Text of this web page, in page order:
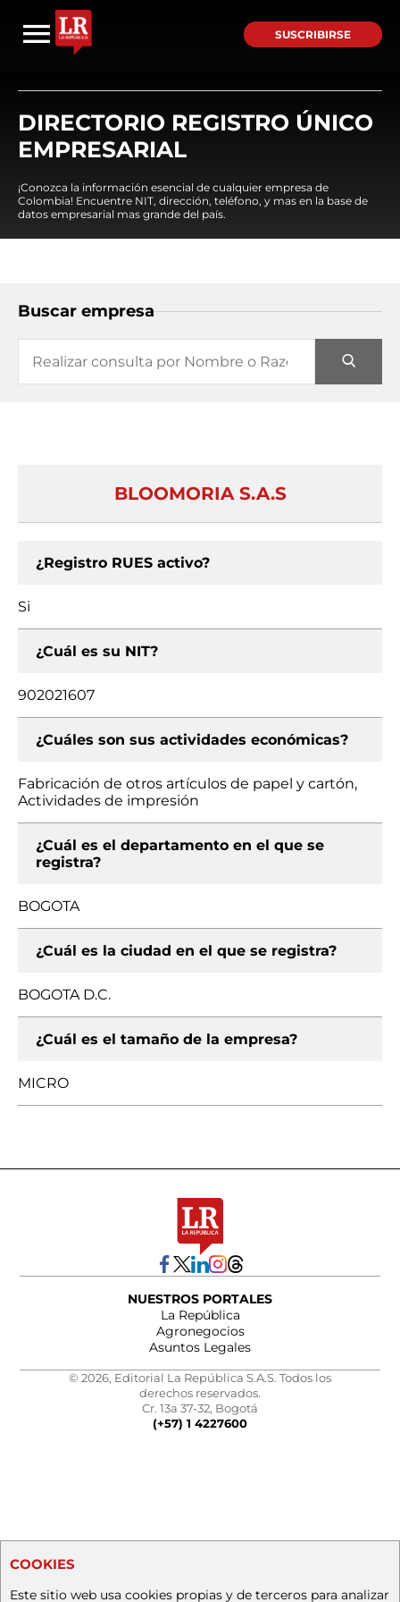
SUSCRIBIRSE
DIRECTORIO REGISTRO ÚNICO
EMPRESARIAL
¡Conozca la información esencial de cualquier empresa de
Colombia! Encuentre NIT, dirección, teléfono, y mas en la base de
datos empresarial mas grande del país.
Buscar empresa
BLOOMORIA S.A.S
¿Registro RUES activo?
Si
¿Cuál es su NIT?
902021607
¿Cuáles son sus actividades económicas?
Fabricación de otros artículos de papel y cartón,
Actividades de impresión
¿Cuál es el departamento en el que se
registra?
BOGOTA
¿Cuál es la ciudad en el que se registra?
BOGOTA D.C.
¿Cuál es el tamaño de la empresa?
MICRO
NUESTROS PORTALES
La República
Agronegocios
Asuntos Legales
© 2026, Editorial La República S.A.S. Todos los
derechos reservados.
Cr. 13a 37-32, Bogotá
(+57) 1 4227600
COOKIES
Este sitio web usa cookies propias y de terceros para analizar